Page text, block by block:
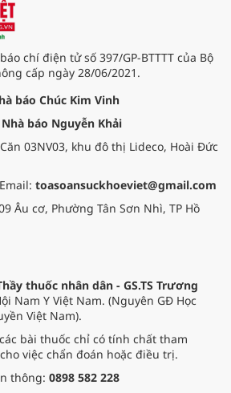
hàng tốt nhất Việt Nam” từ 3 tổ
chức uy tín hàng đầu thế giới là
Euromoney, FinanceAsia và Global
Finance.
chí điện tử số 397/GP-BTTTT của Bộ
cấp ngày 28/06/2021.
báo Chúc Kim Vinh
Nhà báo Nguyễn Khải
03NV03, khu đô thị Lideco, Hoài Đức
toasoansuckhoeviet@gmail.com
Âu cơ, Phường Tân Sơn Nhì, TP Hồ
thuốc nhân dân - GS.TS Trương
Nam Y Việt Nam. (Nguyên GĐ Học
Việt Nam).
bài thuốc chỉ có tính chất tham
việc chẩn đoán hoặc điều trị.
thông: 0898 582 228